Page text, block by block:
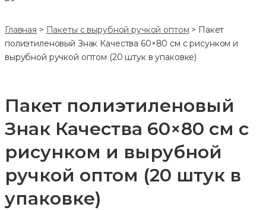
Главная > Пакеты с вырубной ручкой оптом > Пакет
полиэтиленовый Знак Качества 60×80 см с рисунком и
вырубной ручкой оптом (20 штук в упаковке)
Пакет полиэтиленовый
Знак Качества 60×80 см с
рисунком и вырубной
ручкой оптом (20 штук в
упаковке)